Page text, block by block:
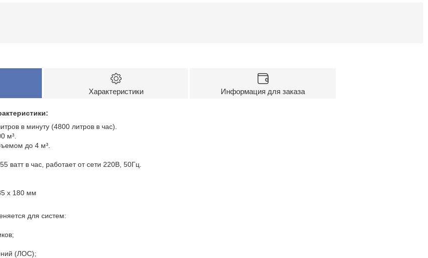
Характеристики Информация для заказа
в минуту (4800 литров в час).
м³.
до 4 м³.
ватт в час, работает от сети 220В, 50Гц.
x 180 мм
для систем:
(ЛОС);